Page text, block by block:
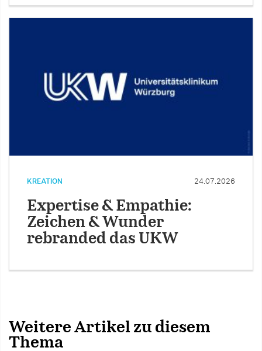
KREATION 24.07.2026
Expertise & Empathie:
Zeichen & Wunder
rebranded das UKW
Weitere Artikel zu diesem
Thema